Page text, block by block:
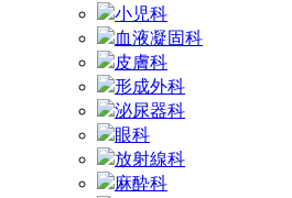
小児科
血液凝固科
皮膚科
形成外科
泌尿器科
眼科
放射線科
麻酔科